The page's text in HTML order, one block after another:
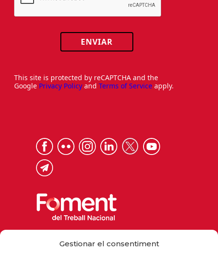
Gestionar el consentiment
ENVIAR
This site is protected by reCAPTCHA and the
Google Privacy Policy and Terms of Service apply.